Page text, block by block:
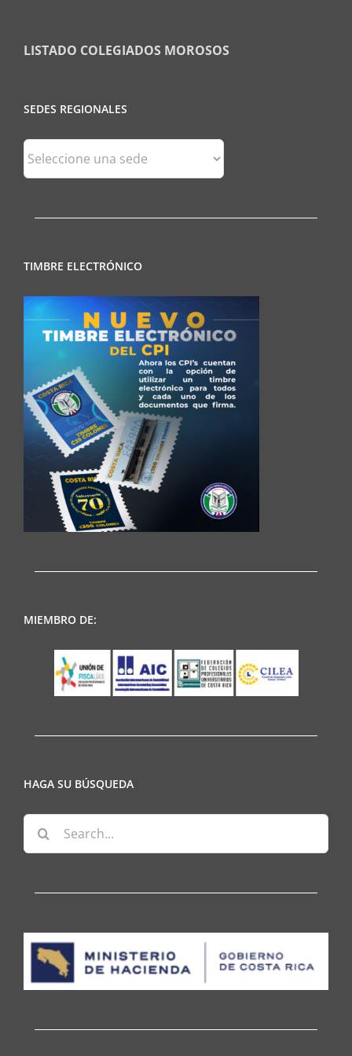
LISTADO COLEGIADOS MOROSOS
SEDES REGIONALES
Sedes
Regionales
TIMBRE ELECTRÓNICO
MIEMBRO DE:
HAGA SU BÚSQUEDA
Search
for: